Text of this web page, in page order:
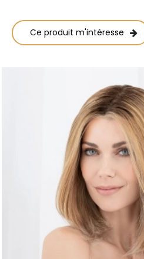
Ce produit m'intéresse